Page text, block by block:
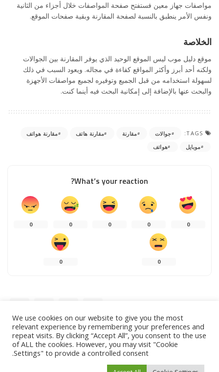
مواصفات جهاز معين فستفتح صفحة المواصفات خلال أجزاء من الثانية
ونفس الأمر ينطبق بالنسبة لصفحة المقارنة وبقية صفحات الموقع.
الخلاصة
موقع دليل موب ليس الموقع الوحيد الذي يوفر المقارنة بين الجوالات
ولكنه أحد أبرز وأكثر المواقع كفاءة في مجاله. ويعود السبب في ذلك
لسهولة استخدامه من قبل الجميع وتوفيره لجميع مواصفات الأجهزة
والبحث عنها بالإضافة إلى إمكانية البحث فيه أينما كنت.
TAGS: جوالات مقارنة مقارنة هاتف
مقارنة هواتف
موبايل
هواتف
What’s your reaction?
0
0
0
0
0
0
0
We use cookies on our website to give you the most
relevant experience by remembering your preferences and
repeat visits. By clicking “Accept All”, you consent to the use
of ALL the cookies. However, you may visit "Cookie
Settings" to provide a controlled consent.